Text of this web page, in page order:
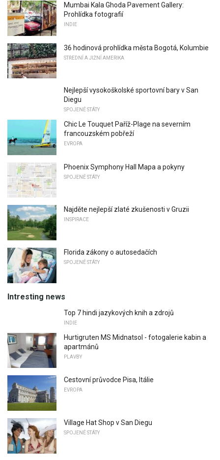
Mumbai Kala Ghoda Pavement Gallery:
Prohlídka fotografií
INDIE
36 hodinová prohlídka města Bogotá, Kolumbie
STŘEDNÍ A JIŽNÍ AMERIKA
Nejlepší vysokoškolské sportovní bary v San
Diegu
SPOJENÉ STÁTY
Chic Le Touquet Paříž-Plage na severním
francouzském pobřeží
EVROPA
Phoenix Symphony Hall Mapa a pokyny
SPOJENÉ STÁTY
Najděte nejlepší zlaté zkušenosti v Gruzii
INSPIRACE
Florida zákony o autosedačích
SPOJENÉ STÁTY
Intresting news
Top 7 hindi jazykových knih a zdrojů
INDIE
Hurtigruten MS Midnatsol - fotogalerie kabin a
apartmánů
PLAVBY
Cestovní průvodce Pisa, Itálie
EVROPA
Village Hat Shop v San Diegu
SPOJENÉ STÁTY